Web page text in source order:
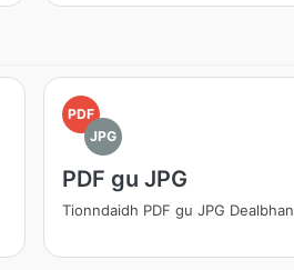
PDF
JPG
PDF gu JPG
Tionndaidh PDF gu JPG Dealbhan